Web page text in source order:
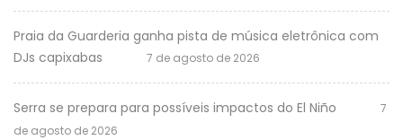
Praia da Guarderia ganha pista de música eletrônica com
DJs capixabas
7 de agosto de 2026
Serra se prepara para possíveis impactos do El Niño
7
de agosto de 2026